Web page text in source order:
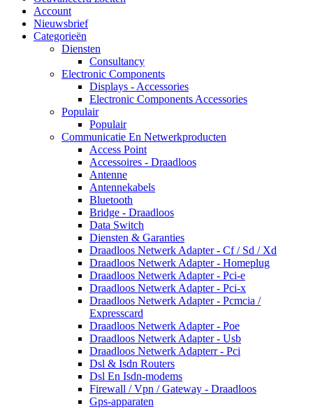
Account
Nieuwsbrief
Categorieën
Diensten
Consultancy
Electronic Components
Displays - Accessories
Electronic Components Accessories
Populair
Populair
Communicatie En Netwerkproducten
Access Point
Accessoires - Draadloos
Antenne
Antennekabels
Bluetooth
Bridge - Draadloos
Data Switch
Diensten & Garanties
Draadloos Netwerk Adapter - Cf / Sd / Xd
Draadloos Netwerk Adapter - Homeplug
Draadloos Netwerk Adapter - Pci-e
Draadloos Netwerk Adapter - Pci-x
Draadloos Netwerk Adapter - Pcmcia /
Expresscard
Draadloos Netwerk Adapter - Poe
Draadloos Netwerk Adapter - Usb
Draadloos Netwerk Adapterr - Pci
Dsl & Isdn Routers
Dsl En Isdn-modems
Firewall / Vpn / Gateway - Draadloos
Gps-apparaten